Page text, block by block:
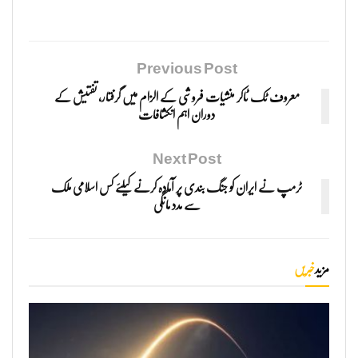
Previous Post
معروف ٹک ٹاکر منشیات فروشی کے الزام میں گرفتار، تفتیش کے
دوران اہم انکشافات
Next Post
ٹرمپ نے ایران کو جنگ بندی پر آمادہ کرنے کیلئے کس اسلامی ملک
سے مدد مانگی
مزیدخبریں